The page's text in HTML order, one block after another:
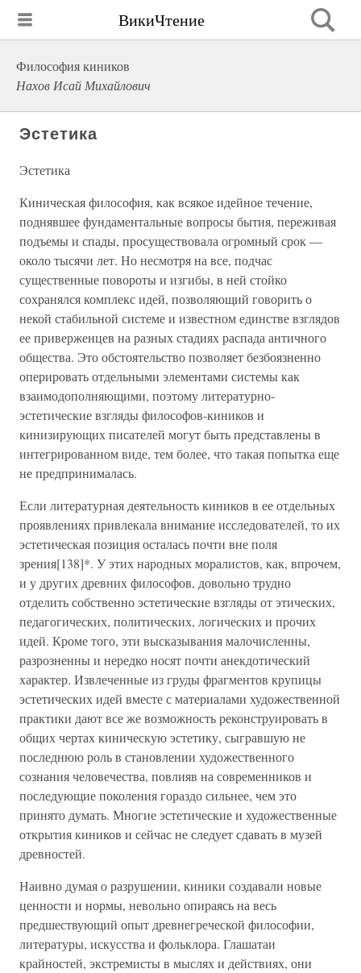
ВикиЧтение
Философия киников
Нахов Исай Михайлович
Эстетика
Эстетика
Киническая философия, как всякое идейное течение,
поднявшее фундаментальные вопросы бытия, переживая
подъемы и спады, просуществовала огромный срок —
около тысячи лет. Но несмотря на все, подчас
существенные повороты и изгибы, в ней стойко
сохранялся комплекс идей, позволяющий говорить о
некой стабильной системе и известном единстве взглядов
ее приверженцев на разных стадиях распада античного
общества. Это обстоятельство позволяет безбоязненно
оперировать отдельными элементами системы как
взаимодополняющими, поэтому литературно-
эстетические взгляды философов-киников и
кинизирующих писателей могут быть представлены в
интегрированном виде, тем более, что такая попытка еще
не предпринималась.
Если литературная деятельность киников в ее отдельных
проявлениях привлекала внимание исследователей, то их
эстетическая позиция осталась почти вне поля
зрения[138]*. У этих народных моралистов, как, впрочем,
и у других древних философов, довольно трудно
отделить собственно эстетические взгляды от этических,
педагогических, политических, логических и прочих
идей. Кроме того, эти высказывания малочисленны,
разрозненны и нередко носят почти анекдотический
характер. Извлеченные из груды фрагментов крупицы
эстетических идей вместе с материалами художественной
практики дают все же возможность реконструировать в
общих чертах киническую эстетику, сыгравшую не
последнюю роль в становлении художественного
сознания человечества, повлияв на современников и
последующие поколения гораздо сильнее, чем это
принято думать. Многие эстетические и художественные
открытия киников и сейчас не следует сдавать в музей
древностей.
Наивно думая о разрушении, киники создавали новые
ценности и нормы, невольно опираясь на весь
предшествующий опыт древнегреческой философии,
литературы, искусства и фольклора. Глашатаи
крайностей, экстремисты в мыслях и действиях, они